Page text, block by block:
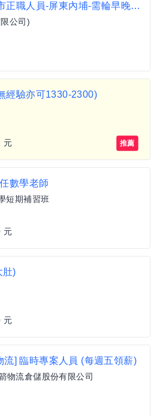
三商家購-美廉社-門市正職人員-屏東內埔-需輪早晚班
公司)
經驗亦可1330-2300)
元
推薦
數學老師
短期補習班
元
肚)
元
流] 臨時專案人員 (每週五領薪)
物流倉儲股份有限公司